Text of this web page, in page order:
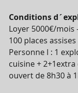
Conditions
Loyer 5000€/mois
100 places
Personne l : 1
cuisine +
ouvert de 8h30 à